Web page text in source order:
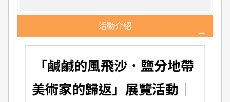
活動介紹
「鹹鹹的風飛沙．鹽分地帶
美術家的歸返」展覽活動｜